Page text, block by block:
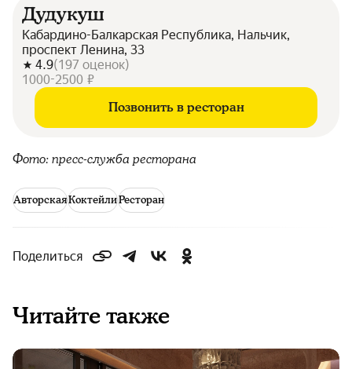
Дудукуш
Кабардино-Балкарская Республика, Нальчик,
проспект Ленина, 33
4.9(197 оценок)
1000-2500 ₽
Позвонить в ресторан
Фото: пресс-служба ресторана
АвторскаяКоктейлиРесторан
Поделиться
Читайте также